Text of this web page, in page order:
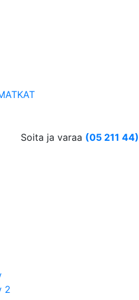
Soita ja varaa (05 211 44)
2